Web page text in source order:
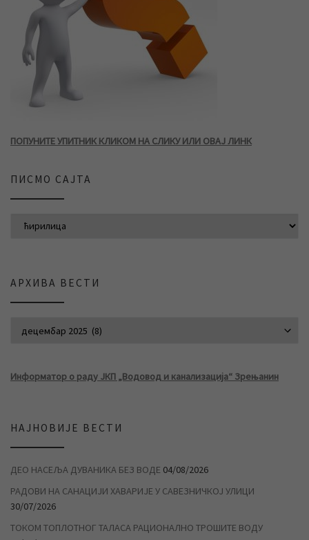
ПОПУНИТЕ УПИТНИК КЛИКОМ НА СЛИКУ ИЛИ ОВАЈ ЛИНК
ПИСМО САЈТА
АРХИВА ВЕСТИ
Информатор о раду ЈКП „Водовод и канализација“ Зрењанин
НАЈНОВИЈЕ ВЕСТИ
ДЕО НАСЕЉА ДУВАНИКА БЕЗ ВОДЕ 04/08/2026
РАДОВИ НА САНАЦИЈИ ХАВАРИЈЕ У САВЕЗНИЧКОЈ УЛИЦИ
30/07/2026
ТОКОМ ТОПЛОТНОГ ТАЛАСА РАЦИОНАЛНО ТРОШИТЕ ВОДУ